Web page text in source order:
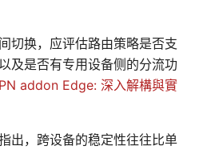
切换，应评估路由策略是否支
及是否有专用设备侧的分流功
addon Edge: 深入解構與實
出，跨设备的稳定性往往比单